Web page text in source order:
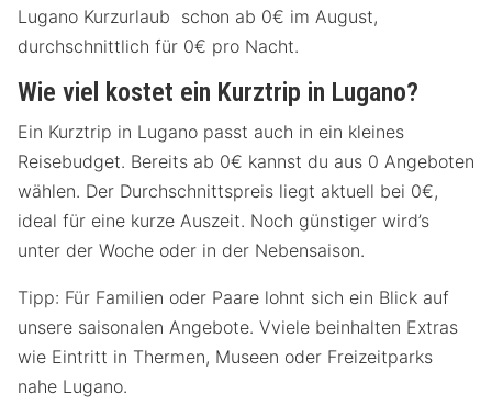
Lugano Kurzurlaub schon ab 0€ im August,
durchschnittlich für 0€ pro Nacht.
Wie viel kostet ein Kurztrip in Lugano?
Ein Kurztrip in Lugano passt auch in ein kleines
Reisebudget. Bereits ab 0€ kannst du aus 0 Angeboten
wählen. Der Durchschnittspreis liegt aktuell bei 0€,
ideal für eine kurze Auszeit. Noch günstiger wird’s
unter der Woche oder in der Nebensaison.
Tipp: Für Familien oder Paare lohnt sich ein Blick auf
unsere saisonalen Angebote. Vviele beinhalten Extras
wie Eintritt in Thermen, Museen oder Freizeitparks
nahe Lugano.